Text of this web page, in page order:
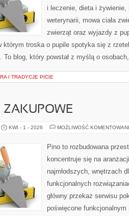
i leczenie, dieta i żywienie,
weterynarii, mowa ciała
zwierząt oraz wyjazdy z
którym troska o pupile spotyka się z
To blog, który powstał z myślą o
I TRADYCJE PICIE
ZAKUPOWE
KWI - 1 - 2026 MOŻLIWOŚĆ
Pino to rozbudowana
koncentruje się na
najmłodszych, wnętrzach
funkcjonalnych
główny przekaz serwisu
poświęcone